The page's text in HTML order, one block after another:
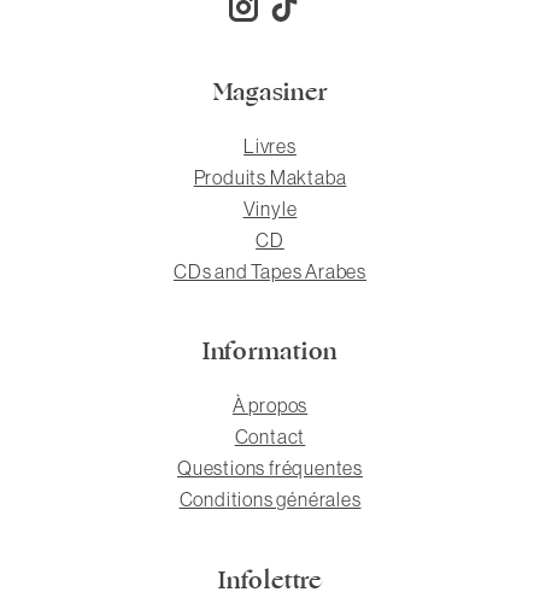
Magasiner
Livres
Produits Maktaba
Vinyle
CD
CDs and Tapes Arabes
Information
À propos
Contact
Questions fréquentes
Conditions générales
Infolettre